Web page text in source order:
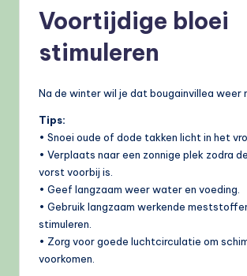
Voortijdige bloei
stimuleren
Na de winter wil je dat bougainvillea weer
Tips:
• Snoei oude of dode takken licht in het
• Verplaats naar een zonnige plek zodra
vorst voorbij is.
• Geef langzaam weer water en voeding.
• Gebruik langzaam werkende
stimuleren.
• Zorg voor goede luchtcirculatie om
voorkomen.